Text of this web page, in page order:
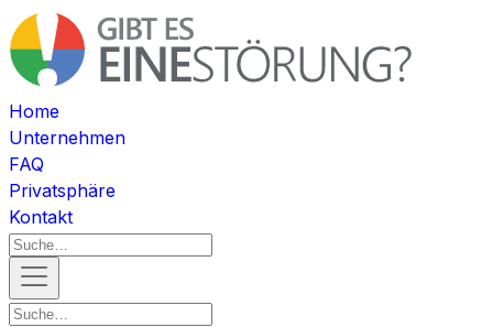
Home
Unternehmen
FAQ
Privatsphäre
Kontakt